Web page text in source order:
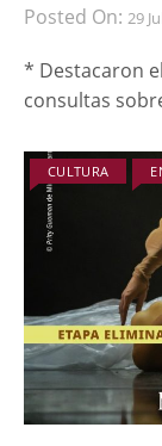
Posted On: 29
* Destacaron
consultas
CULTURA